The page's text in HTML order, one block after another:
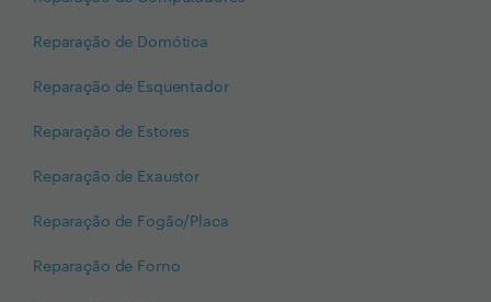
Reparação de Domótica
Reparação de Esquentador
Reparação de Estores
Reparação de Exaustor
Reparação de Fogão/Placa
Reparação de Forno